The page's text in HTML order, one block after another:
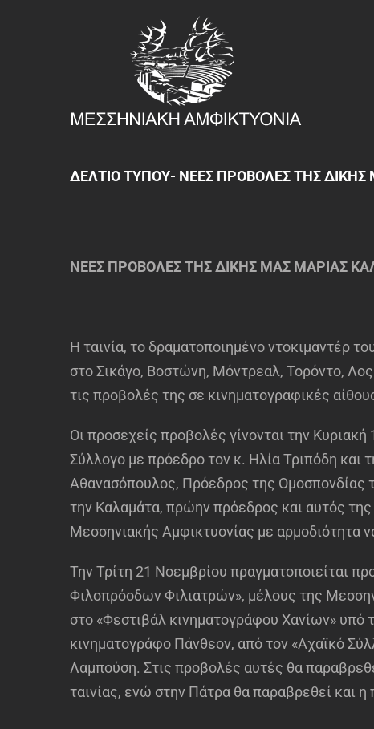
ΔΕΛΤΙΟ ΤΥΠΟΥ- ΝΕΕΣ ΠΡΟΒΟΛΕΣ ΤΗΣ
ΝΕΕΣ ΠΡΟΒΟΛΕΣ ΤΗΣ ΔΙΚΗΣ ΜΑΣ ΜΑΡΙΑΣ
Η ταινία, το δραματοποιημένο ντοκιμαντέρ
στο Σικάγο, Βοστώνη, Μόντρεαλ, Τορόντο,
τις προβολές της σε κινηματογραφικές
Οι προσεχείς προβολές γίνονται την
Σύλλογο με πρόεδρο τον κ. Ηλία Τριπόδη
Αθανασόπουλος, Πρόεδρος της Ομοσπονδίας
την Καλαμάτα, πρώην πρόεδρος και αυτός
Μεσσηνιακής Αμφικτυονίας με
Την Τρίτη 21 Νοεμβρίου πραγματοποιείται
Φιλοπρόοδων Φιλιατρών», μέλους της
στο «Φεστιβάλ κινηματογράφου Χανίων»
κινηματογράφο Πάνθεον, από τον «Αχαϊκό
Λαμπούση. Στις προβολές αυτές θα
ταινίας, ενώ στην Πάτρα θα παραβρεθεί και